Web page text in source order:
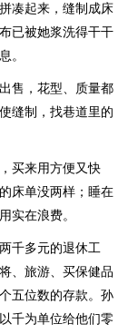
凑起来，缝制成床
已被她浆洗得干干
。
售，花型、质量都
缝制，找巷道里的
买来用方便又快
床单没两样；睡在
实在浪费。
千多元的退休工
、旅游、买保健品
五位数的存款。孙
千为单位给他们零